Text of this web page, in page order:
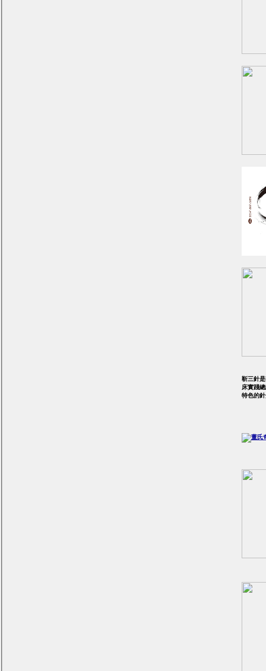
靳三針
床實踐
特色的